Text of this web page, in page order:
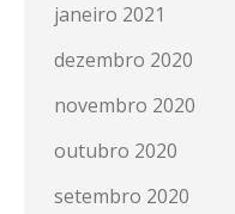
janeiro 2021
dezembro 2020
novembro 2020
outubro 2020
setembro 2020